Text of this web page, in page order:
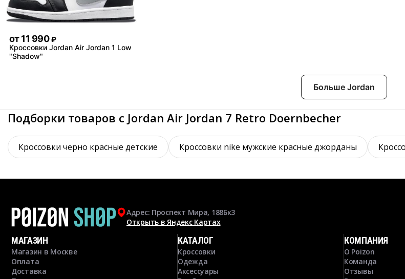
от11 990 ₽
Кроссовки Jordan Air Jordan 1 Low
"Shadow"
Больше Jordan
Подборки товаров с Jordan Air Jordan 7 Retro Doernbecher
Кроссовки черно красные детские Кроссовки nike мужские красные джорданы
Адрес: Проспект Мира, 188Бк3
Открыть в Яндекс Картах
МАГАЗИН
Магазин в Москве
Оплата
Доставка
КАТАЛОГ
Кроссовки
Одежда
Аксессуары
КОМПАНИЯ
О Poizon
Команда
Отзывы